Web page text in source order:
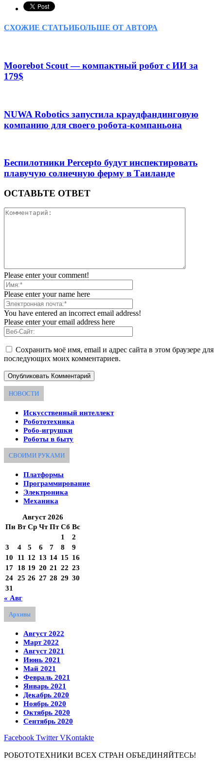
СХОЖИЕ СТАТЬИБОЛЬШЕ ОТ АВТОРА
Moorebot Scout — компактный робот с ИИ за
179$
NUWA Robotics запустила краудфандинговую
компанию для своего робота-компаньона
Беспилотники Percepto будут инспектировать
плавучую солнечную ферму в Таиланде
ОСТАВЬТЕ ОТВЕТ
Please enter your comment!
Please enter your name here
You have entered an incorrect email address!
Please enter your email address here
Сохранить моё имя, email и адрес сайта в этом браузере для
последующих моих комментариев.
НОВОСТИ
Искусственный интеллект
Робототехника
Робо-игрушки
Роботы в быту
СВОИМИ РУКАМИ
Платформы
Программирование
Электроника
Механика
Август 2026
Пн Вт Ср Чт Пт Сб Вс
1
2
3
4 5 6 7 8
9
10
11 12 13 14 15 16
17
18 19 20 21 22 23
24 25 26 27 28 29 30
31
« Авг
Архивы
Август 2022
Март 2022
Август 2021
Июнь 2021
Май 2021
Февраль 2021
Январь 2021
Декабрь 2020
Ноябрь 2020
Октябрь 2020
Сентябрь 2020
Facebook Twitter VKontakte
РОБОТОТЕХНИКИ ВСЕХ СТРАН ОБЪЕДИНЯЙТЕСЬ!